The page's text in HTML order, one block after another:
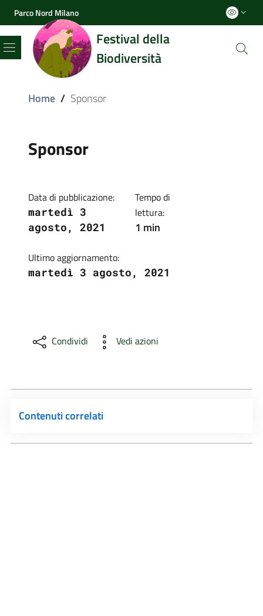
Parco Nord Milano
Festival della
Biodiversità
Menu
Home / Sponsor
Sponsor
Data di pubblicazione:
martedì 3
agosto, 2021
Tempo di
lettura:
1 min
Ultimo aggiornamento:
martedì 3 agosto, 2021
Condividi Vedi azioni
Contenuti correlati